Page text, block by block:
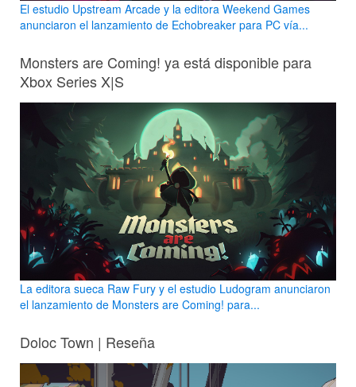
El estudio Upstream Arcade y la editora Weekend Games
anunciaron el lanzamiento de Echobreaker para PC vía...
Monsters are Coming! ya está disponible para
Xbox Series X|S
La editora sueca Raw Fury y el estudio Ludogram anunciaron
el lanzamiento de Monsters are Coming! para...
Doloc Town | Reseña